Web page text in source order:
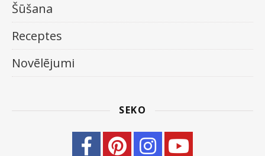
Šūšana
Receptes
Novēlējumi
SEKO